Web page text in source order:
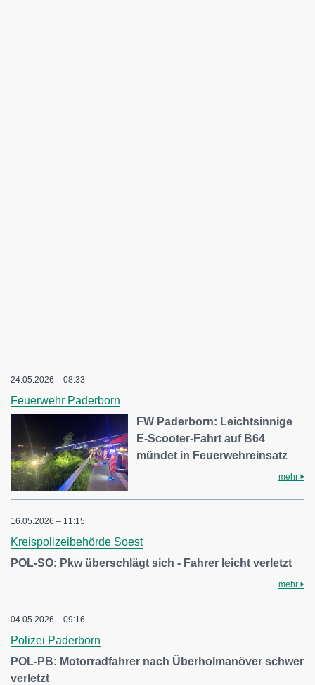
24.05.2026 – 08:33
Feuerwehr Paderborn
FW Paderborn: Leichtsinnige
E-Scooter-Fahrt auf B64
mündet in Feuerwehreinsatz
mehr
16.05.2026 – 11:15
Kreispolizeibehörde Soest
POL-SO: Pkw überschlägt sich - Fahrer leicht verletzt
mehr
04.05.2026 – 09:16
Polizei Paderborn
POL-PB: Motorradfahrer nach Überholmanöver schwer
verletzt